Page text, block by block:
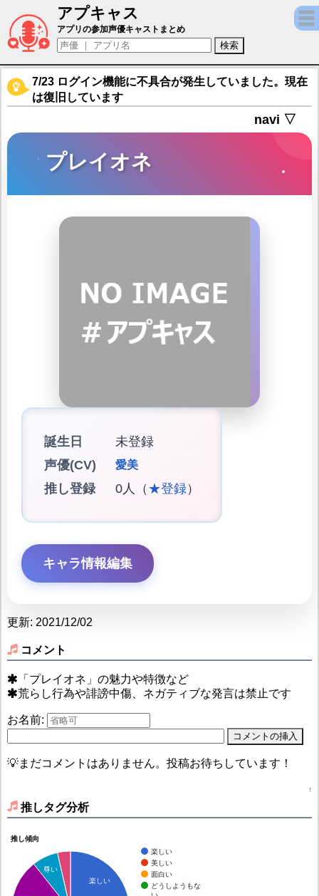
アプキャス
プレイオネ（声優：愛美)【【新作RPG】キ
アプリの参加声優キャストまとめ
7/23 ログイン機能に不具合が発生していました。現在
は復旧しています
navi ▽
プレイオネ
誕生日
未登録
声優(CV)
愛美
推し登録 0人（ ★登録）
キャラ情報編集
更新: 2021/12/02
コメント
「プレイオネ」の魅力や特徴など
荒らし行為や誹謗中傷、ネガティブな発言は禁止です
お名前:
💡まだコメントはありません。投稿お待ちしています！
↑
推しタグ分析
推し傾向
楽しい
美しい
面白い
どうしようもな
楽しい
尊い